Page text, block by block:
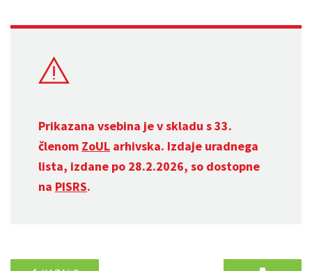
Prikazana vsebina je v skladu s 33.
členom ZoUL arhivska. Izdaje uradnega
lista, izdane po 28.2.2026, so dostopne
na PISRS.